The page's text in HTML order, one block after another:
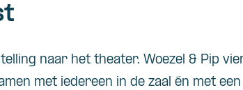
naar het theater. Woezel & Pip
met iedereen in de zaal én met